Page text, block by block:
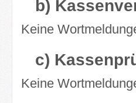
b)
Keine
c)
Keine